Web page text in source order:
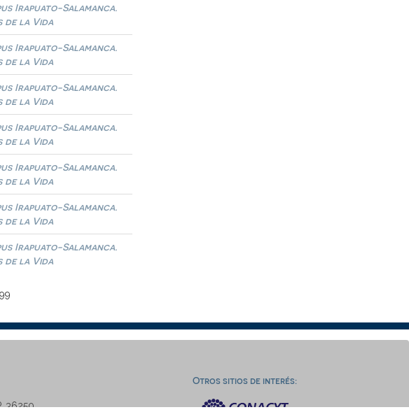
Irapuato-Salamanca.
de la Vida
Irapuato-Salamanca.
de la Vida
Irapuato-Salamanca.
de la Vida
Irapuato-Salamanca.
de la Vida
Irapuato-Salamanca.
de la Vida
Irapuato-Salamanca.
de la Vida
Irapuato-Salamanca.
de la Vida
36250
Otros sitios de interés: